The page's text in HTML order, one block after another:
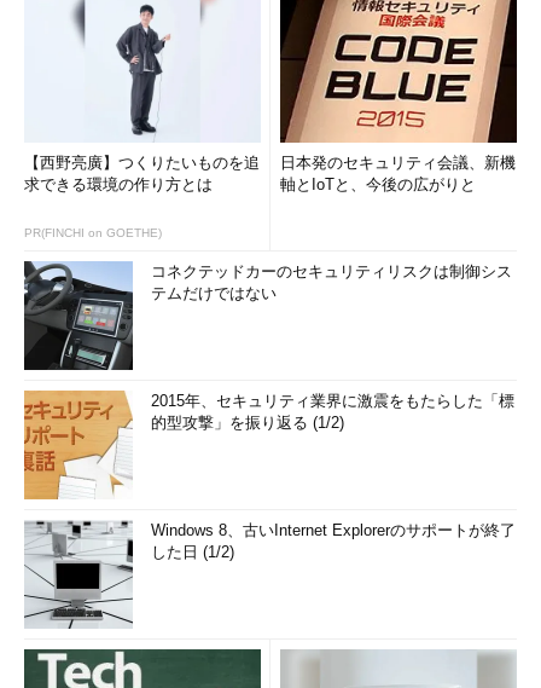
【西野亮廣】つくりたいものを追
求できる環境の作り方とは
PR(FINCHI on GOETHE)
日本発のセキュリティ会議、新機
軸とIoTと、今後の広がりと
コネクテッドカーのセキュリティリスクは制御シス
テムだけではない
2015年、セキュリティ業界に激震をもたらした「標
的型攻撃」を振り返る (1/2)
Windows 8、古いInternet Explorerのサポートが終了
した日 (1/2)